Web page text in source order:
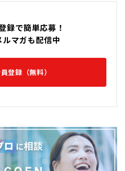
録で簡単応募！
マガも配信中
登録（無料）